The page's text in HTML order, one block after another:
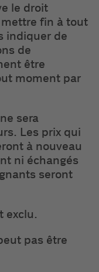
le droit
mettre fin à tout
indiquer de
de
être
moment par
sera
Les prix qui
à nouveau
ni échangés
seront
exclu.
pas être